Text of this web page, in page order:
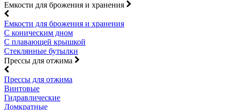
Емкости для брожения и хранения
Емкости для брожения и хранения
С коническим дном
С плавающей крышкой
Стеклянные бутылки
Прессы для отжима
Прессы для отжима
Винтовые
Гидравлические
Домкратные